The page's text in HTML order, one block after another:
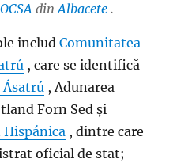
OCSA dinAlbacete .
includComunitatea
, care se identifică
Ásatrú , Adunarea
Forn Sed și
Hispánica , dintre care
oficial de stat;